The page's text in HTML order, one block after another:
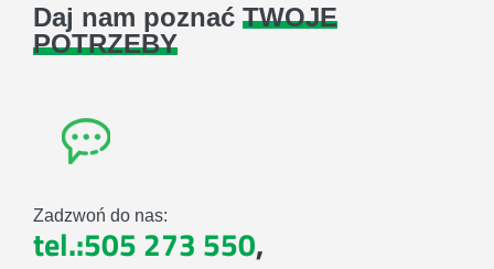
Daj nam poznać TWOJE
POTRZEBY
Zadzwoń do nas:
tel.:505 273 550,